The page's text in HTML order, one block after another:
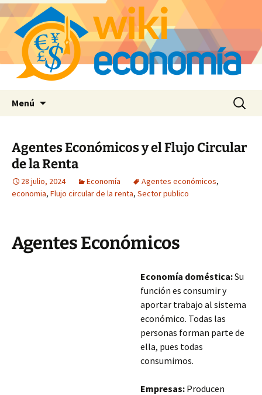
Menú Buscar:
Agentes Económicos y el Flujo Circular
de la Renta
28 julio, 2024 Economía Agentes económicos,
economia, Flujo circular de la renta, Sector publico
Agentes Económicos
Economía doméstica:Su
función es consumir y
aportar trabajo al sistema
económico. Todas las
personas forman parte de
ella, pues todas
consumimos.
Empresas: Producen